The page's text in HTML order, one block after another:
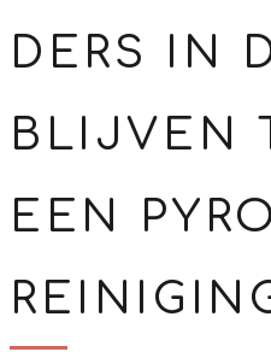
DERS IN
BLIJVEN
EEN